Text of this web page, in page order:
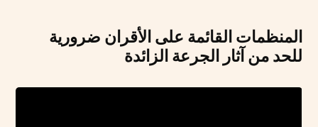
المنظمات القائمة على الأقران ضرورية
للحد من آثار الجرعة الزائدة